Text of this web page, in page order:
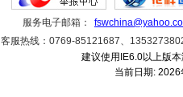
服务电子邮箱：
客服热线：0769-85121687、
建议使用IE6.0以上版
当前日期: 2026